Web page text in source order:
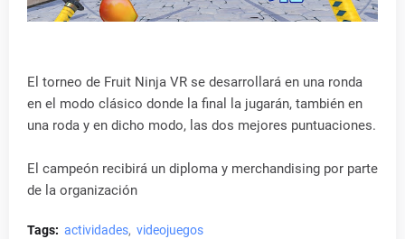
El torneo de Fruit Ninja VR se desarrollará en una ronda
en el modo clásico donde la final la jugarán, también en
una roda y en dicho modo, las dos mejores puntuaciones.
El campeón recibirá un diploma y merchandising por parte
de la organización
Tags: actividades videojuegos